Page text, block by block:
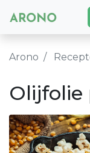
Arono
Olijfolie